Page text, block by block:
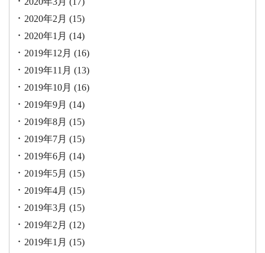
2020年2月 (15)
2020年1月 (14)
2019年12月 (16)
2019年11月 (13)
2019年10月 (16)
2019年9月 (14)
2019年8月 (15)
2019年7月 (15)
2019年6月 (14)
2019年5月 (15)
2019年4月 (15)
2019年3月 (15)
2019年2月 (12)
2019年1月 (15)